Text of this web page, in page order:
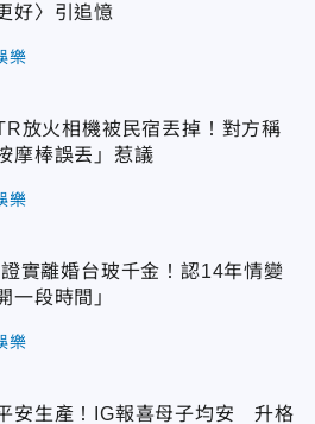
好〉引追憶
樂
放火相機被民宿丟掉！對方稱
摩棒誤丟」惹議
樂
實離婚台玻千金！認14年情變
一段時間」
樂
安生產！IG報喜母子均安 升格